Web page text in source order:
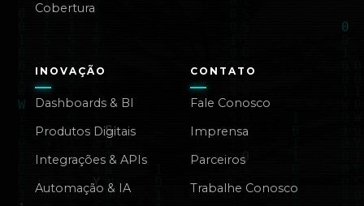
Cobertura
INOVAÇÃO
Dashboards & BI
Produtos Digitais
Integrações & APIs
Automação & IA
CONTATO
Fale Conosco
Imprensa
Parceiros
Trabalhe Conosco